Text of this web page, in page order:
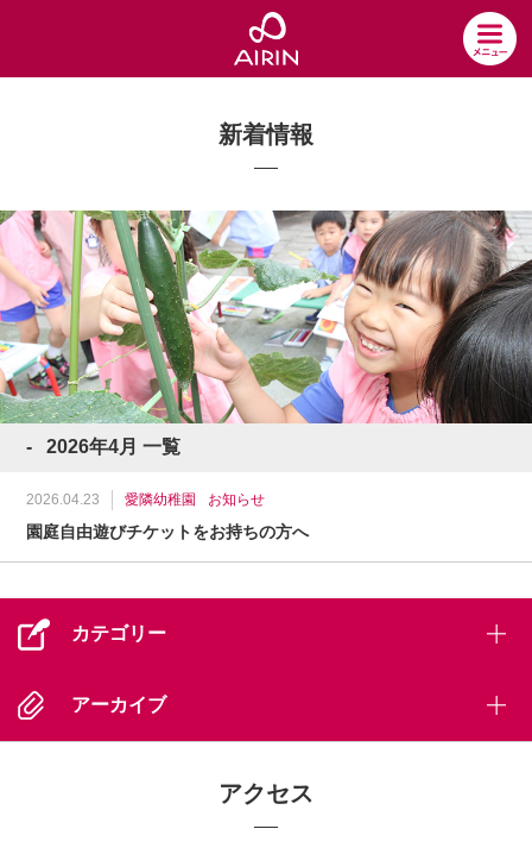
新着情報
2026年4月 一覧
2026.04.23 愛隣幼稚園 お知らせ
園庭自由遊びチケットをお持ちの方へ
カテゴリー
アーカイブ
アクセス